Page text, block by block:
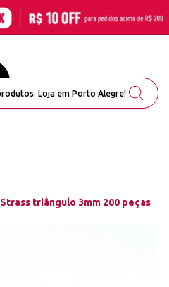
Strass triângulo 3mm 200 peças